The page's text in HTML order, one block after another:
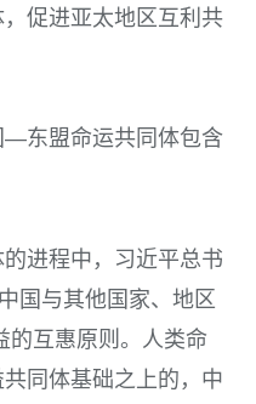
促进亚太地区互利共
—东盟命运共同体包含
进程中，习近平总书
国与其他国家、地区
的互惠原则。人类命
同体基础之上的，中